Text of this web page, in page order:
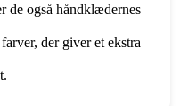
de også håndklædernes
der giver et ekstra